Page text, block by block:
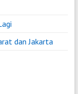
dan Jakarta